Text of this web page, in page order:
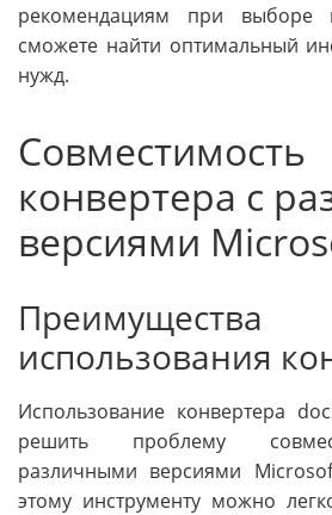
рекомендациям при
сможете найти оптимальный
нужд.
Совместимость
конвертера с
версиями
Преимущества
использования
Использование конвертера
решить проблему
различными версиями
этому инструменту можно